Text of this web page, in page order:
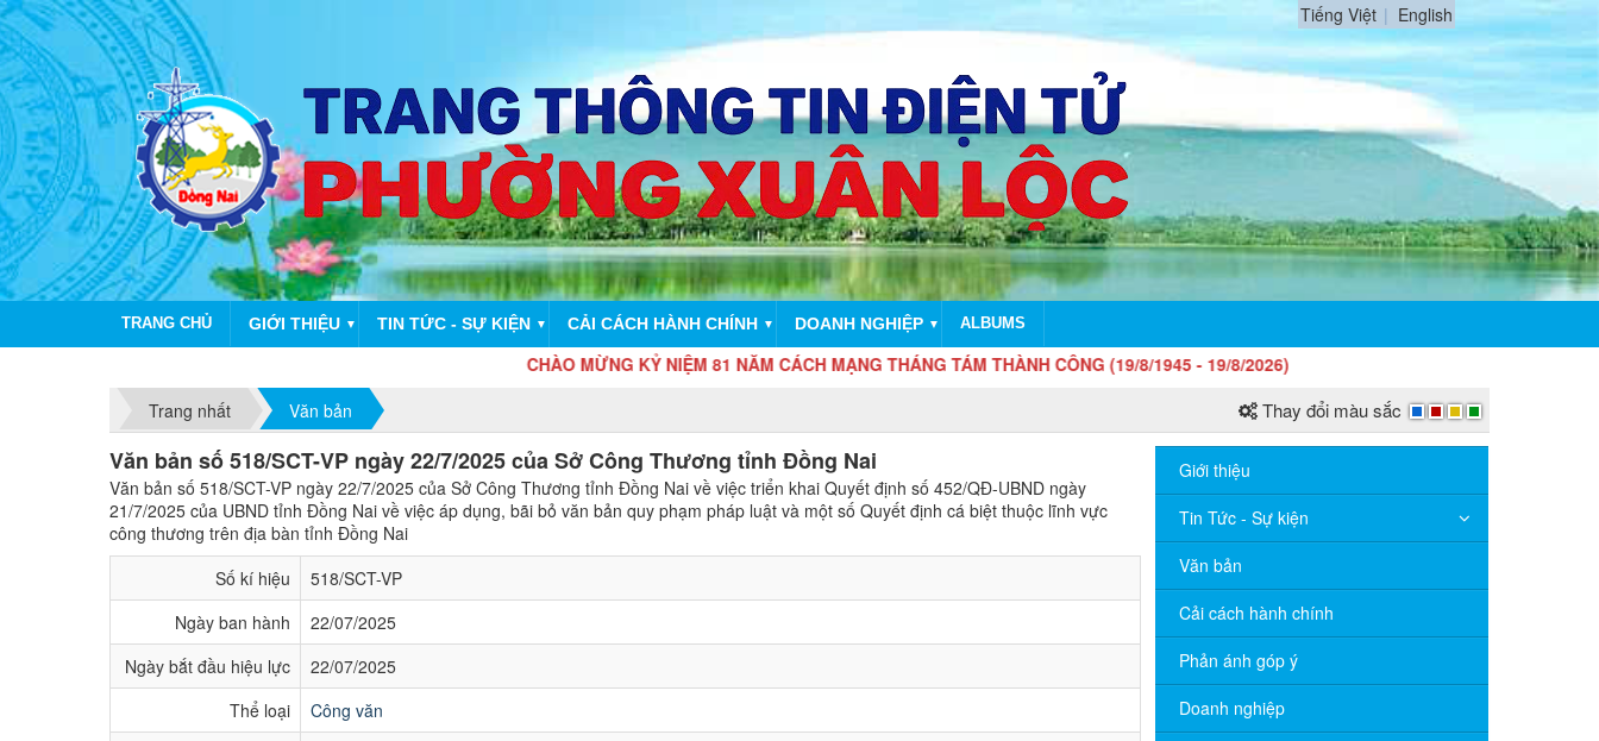
Tiếng Việt English
TRANG CHỦ GIỚI THIỆU ▼ TIN TỨC - SỰ KIỆN ▼ CẢI CÁCH HÀNH CHÍNH ▼ DOANH NGHIỆP ▼ ALBUMS
CHÀO MỪNG KỶ NIỆM 81 NĂM CÁCH MẠNG THÁNG TÁM THÀNH CÔNG (19/8/1945 - 19/8/2026)
Trang nhất
Văn bản Thay đổi màu sắc
Văn bản số 518/SCT-VP ngày 22/7/2025 của Sở Công Thương tỉnh Đồng Nai
Văn bản số 518/SCT-VP ngày 22/7/2025 của Sở Công Thương tỉnh Đồng Nai về việc triển khai Quyết định số 452/QĐ-UBND ngày
21/7/2025 của UBND tỉnh Đồng Nai về việc áp dụng, bãi bỏ văn bản quy phạm pháp luật và một số Quyết định cá biệt thuộc lĩnh vực
công thương trên địa bàn tỉnh Đồng Nai
Số kí hiệu
518/SCT-VP
Ngày ban hành
22/07/2025
Ngày bắt đầu hiệu lực
22/07/2025
Thể loại
Công văn
Giới thiệu
Tin Tức - Sự kiện
Văn bản
Cải cách hành chính
Phản ánh góp ý
Doanh nghiệp